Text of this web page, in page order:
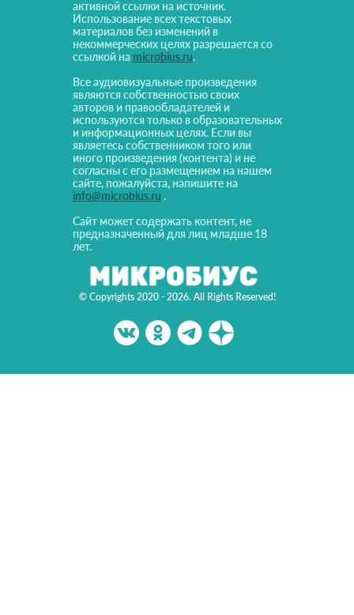
© Copyrights 2020 - 2026. All Rights Reserved!
активной ссылки на источник.
Использование всех текстовых
материалов без изменений в
некоммерческих целях разрешается со
ссылкой на microbius.ru.
Все аудиовизуальные произведения
являются собственностью своих
авторов и правообладателей и
используются только в образовательных
и информационных целях. Если вы
являетесь собственником того или
иного произведения (контента) и не
согласны с его размещением на нашем
сайте, пожалуйста, напишите на
info@microbius.ru .
Сайт может содержать контент, не
предназначенный для лиц младше 18
лет.